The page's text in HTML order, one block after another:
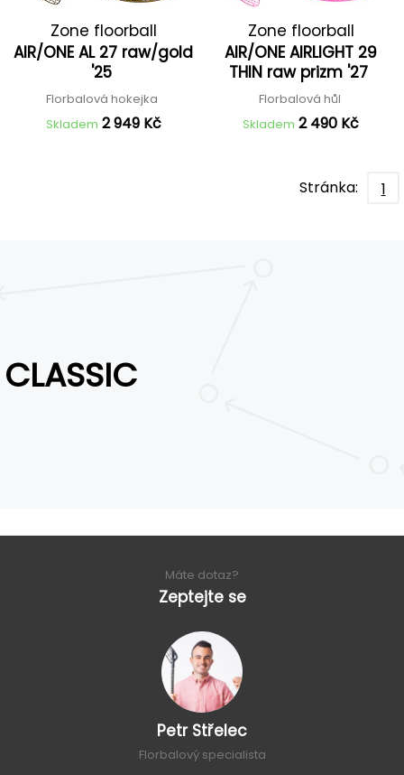
Zone floorball
AIR/ONE AL 27 raw/gold
'25
Florbalová hokejka
Skladem 2 949 Kč
Zone floorball
AIR/ONE AIRLIGHT 29
THIN raw prizm '27
Florbalová hůl
Skladem 2 490 Kč
Stránka: 1
CLASSIC
Máte dotaz?
Zeptejte se
Petr Střelec
Florbalový specialista